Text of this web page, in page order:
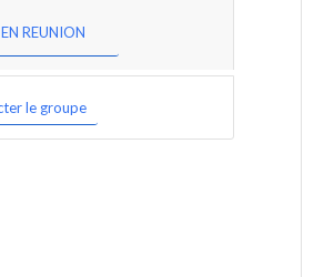
REUNION
le groupe